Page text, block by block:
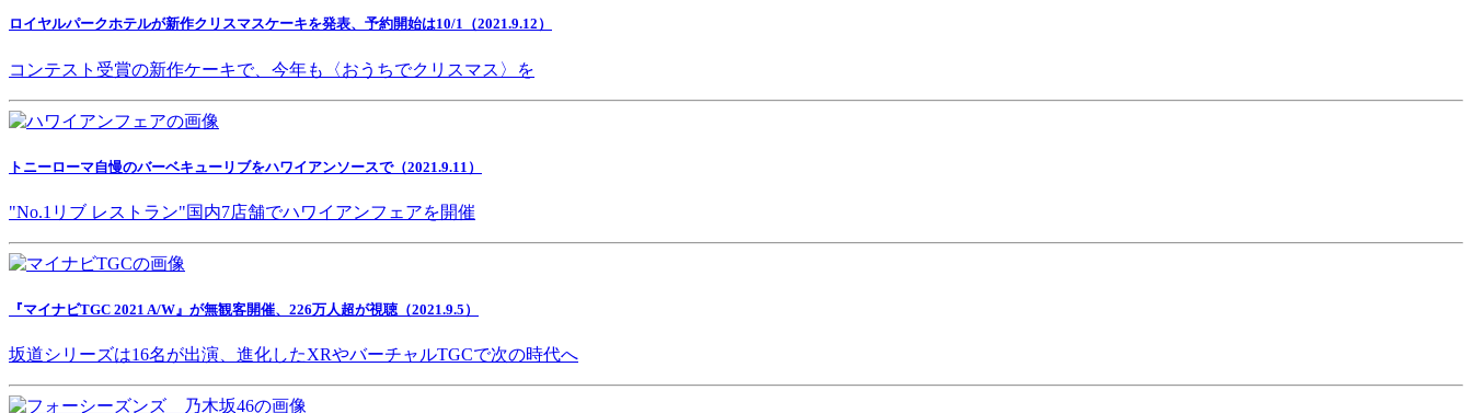
ロイヤルパークホテルが新作クリスマスケーキを発表、予約開始は10/1（2021.9.12）
コンテスト受賞の新作ケーキで、今年も〈おうちでクリスマス〉を
トニーローマ自慢のバーベキューリブをハワイアンソースで（2021.9.11）
"No.1リブ レストラン"国内7店舗でハワイアンフェアを開催
『マイナビTGC 2021 A/W』が無観客開催、226万人超が視聴（2021.9.5）
坂道シリーズは16名が出演、進化したXRやバーチャルTGCで次の時代へ